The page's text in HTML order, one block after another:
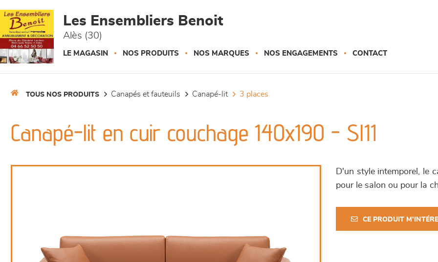
Les Ensembliers Benoit
Alès (30)
LE MAGASIN NOS PRODUITS NOS MARQUES NOS ENGAGEMENTS CONTACT
TOUS NOS PRODUITS canapés et fauteuils canapé-lit 3 places
Canapé-lit en cuir couchage 140x190 - Sl11
D'un style intemporel, le
pour le salon ou pour la
CE PRODUIT